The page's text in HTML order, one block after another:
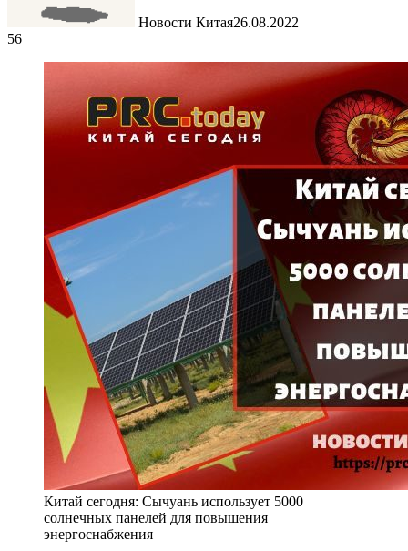
Новости Китая26.08.2022
56
Китай сегодня: Сычуань использует 5000
солнечных панелей для повышения
энергоснабжения